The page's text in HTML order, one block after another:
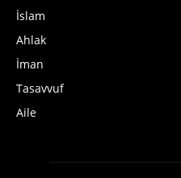
İslam
Ahlak
İman
Tasavvuf
Aile